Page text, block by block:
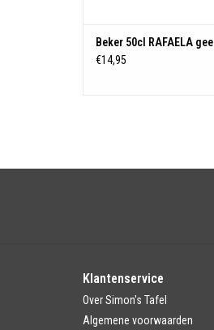
Beker 50cl RAFAELA geel
€14,95
Klantenservice
Over Simon's Tafel
Algemene voorwaarden